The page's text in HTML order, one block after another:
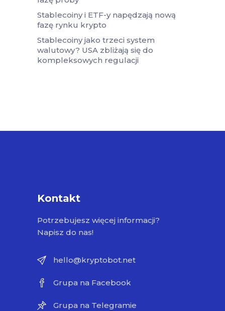
Stablecoiny i ETF-y napędzają nową
fazę rynku krypto
Stablecoiny jako trzeci system
walutowy? USA zbliżają się do
kompleksowych regulacji
Kontakt
Potrzebujesz więcej informacji?
Napisz do nas!
hello@kryptobot.net
Grupa na Facebook
Grupa na Telegramie